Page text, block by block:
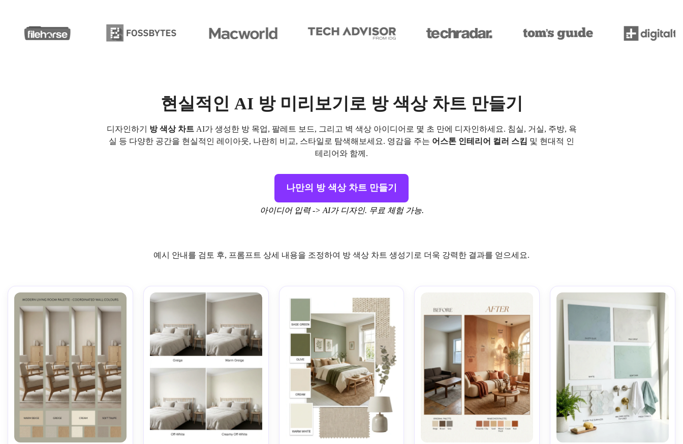
현실적인 AI 방 미리보기로 방 색상 차트 만들기
디자인하기 방 색상 차트AI가 생성한 방 목업, 팔레트 보드, 그리고 벽 색상 아이디어로 몇 초 만에 디자인하세요. 침실, 거실, 주방, 욕
실 등 다양한 공간을 현실적인 레이아웃, 나란히 비교, 스타일로 탐색해보세요. 영감을 주는 어스톤 인테리어 컬러 스킴 및 현대적 인
테리어와 함께.
나만의 방 색상 차트 만들기
아이디어 입력 -> AI가 디자인. 무료 체험 가능.
예시 안내를 검토 후, 프롬프트 상세 내용을 조정하여 방 색상 차트 생성기로 더욱 강력한 결과를 얻으세요.